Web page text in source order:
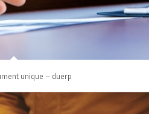
unique – duerp